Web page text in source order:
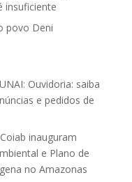
insuficiente
povo Deni
Ouvidoria: saiba
e pedidos de
inauguram
e Plano de
no Amazonas